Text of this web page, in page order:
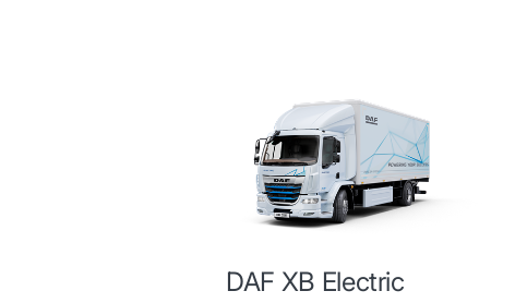
DAF XB Electric